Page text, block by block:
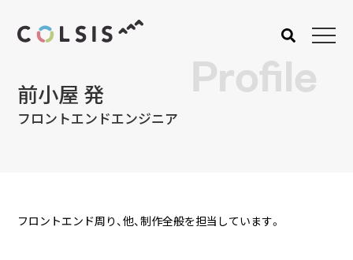
MENU
CMSソリューション
Profile
前小屋 発
フロントエンドエンジニア
フロントエンド周り、他、制作全般を担当しています。